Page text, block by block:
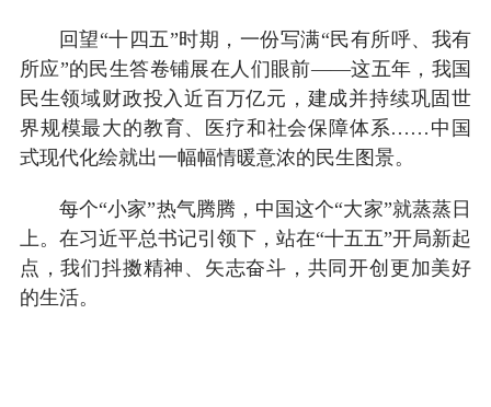
回望“十四五”时期，一份写满“民有所呼、我有
所应”的民生答卷铺展在人们眼前——这五年，我国
民生领域财政投入近百万亿元，建成并持续巩固世
界规模最大的教育、医疗和社会保障体系……中国
式现代化绘就出一幅幅情暖意浓的民生图景。
每个“小家”热气腾腾，中国这个“大家”就蒸蒸日
上。在习近平总书记引领下，站在“十五五”开局新起
点，我们抖擞精神、矢志奋斗，共同开创更加美好
的生活。